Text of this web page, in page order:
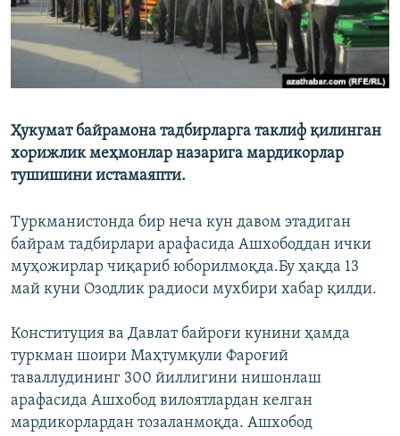
Ҳукумат байрамона тадбирларга таклиф қилинган
хорижлик меҳмонлар назарига мардикорлар
тушишини истамаяпти.
Туркманистонда бир неча кун давом этадиган
байрам тадбирлари арафасида Ашхободдан ички
муҳожирлар чиқариб юборилмоқда.Бу ҳақда 13
май куни Озодлик радиоси мухбири хабар қилди.
Конституция ва Давлат байроғи кунини ҳамда
туркман шоири Маҳтумқули Фароғий
таваллудининг 300 йиллигини нишонлаш
арафасида Ашхобод вилоятлардан келган
мардикорлардан тозаланмоқда. Ашхобод